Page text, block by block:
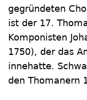
gegründeten
ist der 17.
Komponisten
1750), der das
innehatte.
den Thomanern